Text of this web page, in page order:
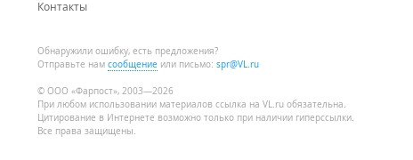
Контакты
Обнаружили ошибку, есть предложения?
Отправьте нам сообщение или письмо: spr@VL.ru
© ООО «Фарпост», 2003—2026
При любом использовании материалов ссылка на VL.ru обязательна.
Цитирование в Интернете возможно только при наличии гиперссылки.
Все права защищены.